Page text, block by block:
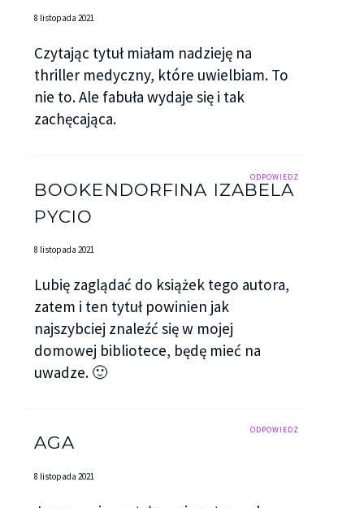
8 listopada 2021
Czytając tytuł miałam nadzieję na
thriller medyczny, które uwielbiam. To
nie to. Ale fabuła wydaje się i tak
zachęcająca.
ODPOWIEDZ
BOOKENDORFINA IZABELA
PYCIO
8 listopada 2021
Lubię zaglądać do książek tego autora,
zatem i ten tytuł powinien jak
najszybciej znaleźć się w mojej
domowej bibliotece, będę mieć na
uwadze. 🙂
ODPOWIEDZ
AGA
8 listopada 2021